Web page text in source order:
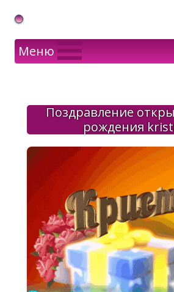
Gif Открытки в подарок
Меню
Поздравление
рождения